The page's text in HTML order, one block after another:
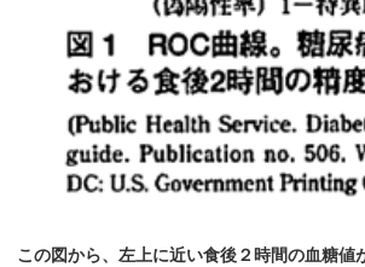
この図から、左上に近い食後２時間の血糖